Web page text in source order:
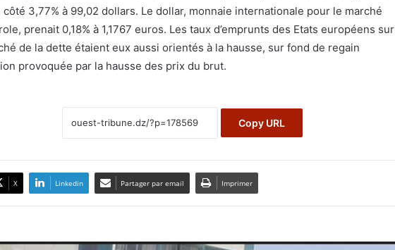
côté 3,77% à 99,02 dollars. Le dollar, monnaie internationale pour le marché
prenait 0,18% à 1,1767 euros. Les taux d’emprunts des Etats européens sur
de la dette étaient eux aussi orientés à la hausse, sur fond de regain
provoquée par la hausse des prix du brut.
Copy URL
X Linkedin Partager par email Imprimer